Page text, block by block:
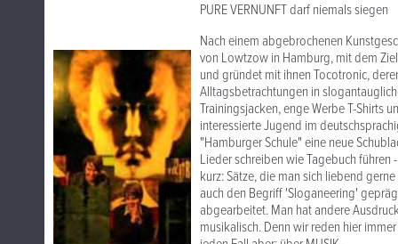
PURE VERNUNFT darf niemals siegen
Nach einem abgebrochenen
von Lowtzow in Hamburg, mit dem
und gründet mit ihnen Tocotronic,
Alltagsbetrachtungen in
Trainingsjacken, enge Werbe T-Shirts
interessierte Jugend im
"Hamburger Schule" eine neue
Lieder schreiben wie Tagebuch führen
kurz: Sätze, die man sich liebend
auch den Begriff 'Sloganeering'
abgearbeitet. Man hat andere
musikalisch. Denn wir reden hier